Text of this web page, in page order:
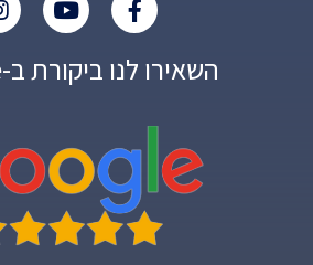
השאירו לנו ביקורת ב-Google: